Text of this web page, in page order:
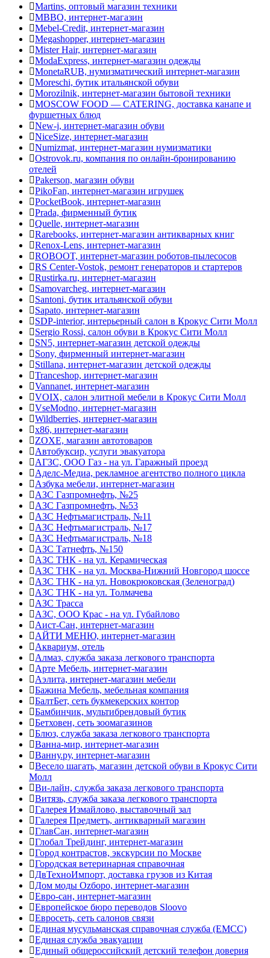
Martins, оптовый магазин техники
MBBO, интернет-магазин
Mebel-Credit, интернет-магазин
Megashopper, интернет-магазин
Mister Hair, интернет-магазин
ModaExpress, интернет-магазин одежды
MonetaRUB, нумизматический интернет-магазин
Moreschi, бутик итальянской обуви
Morozilnik, интернет-магазин бытовой техники
MOSCOW FOOD — CATERING, доставка канапе и
фуршетных блюд
New-j, интернет-магазин обуви
NiceSize, интернет-магазин
Numizmat, интернет-магазин нумизматики
Ostrovok.ru, компания по онлайн-бронированию
отелей
Pakerson, магазин обуви
PikoFan, интернет-магазин игрушек
PocketBook, интернет-магазин
Prada, фирменный бутик
Quelle, интернет-магазин
Rarebooks, интернет-магазин антикварных книг
Renox-Lens, интернет-магазин
ROBOOT, интернет-магазин роботов-пылесосов
RS Center-Vostok, ремонт генераторов и стартеров
Rustirka.ru, интернет-магазин
Samovarcheg, интернет-магазин
Santoni, бутик итальянской обуви
Sapato, интернет-магазин
SDP-interior, интерьерный салон в Крокус Сити Молл
Sergio Rossi, салон обуви в Крокус Сити Молл
SN5, интернет-магазин детской одежды
Sony, фирменный интернет-магазин
Stillana, интернет-магазин детской одежды
Tranceshop, интернет-магазин
Vannanet, интернет-магазин
VOIX, салон элитной мебели в Крокус Сити Молл
VseModno, интернет-магазин
Wildberries, интернет-магазин
x86, интернет-магазин
ZOXE, магазин автотоваров
Автобуксир, услуги эвакуатора
АГЗС, ООО Газ - на ул. Гаражный проезд
Аделс-Медиа, рекламное агентство полного цикла
Азбука мебели, интернет-магазин
АЗС Газпромнефть, №25
АЗС Газпромнефть, №53
АЗС Нефтьмагистраль, №11
АЗС Нефтьмагистраль, №17
АЗС Нефтьмагистраль, №18
АЗС Татнефть, №150
АЗС ТНК - на ул. Керамическая
АЗС ТНК - на ул. Москва-Нижний Новгород шоссе
АЗС ТНК - на ул. Новокрюковская (Зеленоград)
АЗС ТНК - на ул. Толмачева
АЗС Трасса
АЗС, ООО Крас - на ул. Губайлово
Аист-Сан, интернет-магазин
АЙТИ МЕНЮ, интернет-магазин
Аквариум, отель
Алмаз, служба заказа легкового транспорта
Арте Мебель, интернет-магазин
Аэлита, интернет-магазин мебели
Бажина Мебель, мебельная компания
БалтБет, сеть букмекерских контор
Бамбинчик, мультибрендовый бутик
Бетховен, сеть зоомагазинов
Блюз, служба заказа легкового транспорта
Ванна-мир, интернет-магазин
Ванну.ру, интернет-магазин
Весело шагать, магазин детской обуви в Крокус Сити
Молл
Ви-лайн, служба заказа легкового транспорта
Витязь, служба заказа легкового транспорта
Галерея Измайлово, выставочный зал
Галерея Предметъ, антикварный магазин
ГлавСан, интернет-магазин
Глобал Трейдинг, интернет-магазин
Город контрастов, экскурсии по Москве
Городская ветеринарная справочная
ДвТехноИмпорт, доставка грузов из Китая
Дом моды Оzборо, интернет-магазин
Евро-сан, интернет-магазин
Европейское бюро переводов Sloovo
Евросеть, сеть салонов связи
Единая мусульманская справочная служба (ЕМСС)
Единая служба эвакуации
Единый общероссийский детский телефон доверия